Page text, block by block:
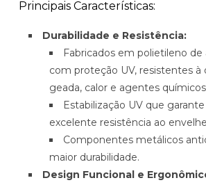
Principais Características:
Durabilidade e Resistência:
Fabricados em polietileno de
com proteção UV, resistentes à
geada, calor e agentes
Estabilização UV que
excelente resistência ao
Componentes metálicos
maior durabilidade.
Design Funcional e